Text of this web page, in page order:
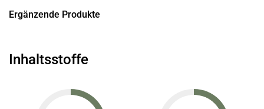
Ergänzende Produkte
Inhaltsstoffe